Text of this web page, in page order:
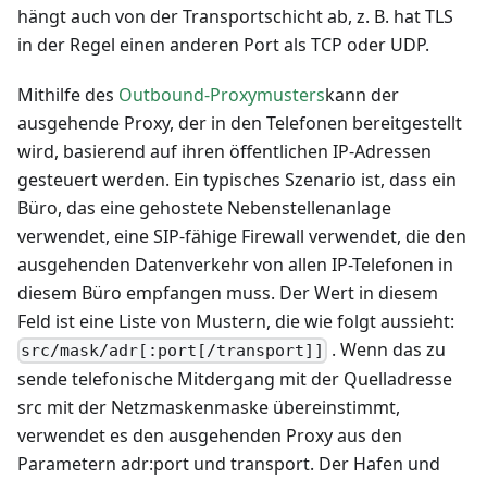
hängt auch von der Transportschicht ab, z. B. hat TLS
in der Regel einen anderen Port als TCP oder UDP.
Mithilfe des Outbound-Proxymusterskann der
ausgehende Proxy, der in den Telefonen bereitgestellt
wird, basierend auf ihren öffentlichen IP-Adressen
gesteuert werden. Ein typisches Szenario ist, dass ein
Büro, das eine gehostete Nebenstellenanlage
verwendet, eine SIP-fähige Firewall verwendet, die den
ausgehenden Datenverkehr von allen IP-Telefonen in
diesem Büro empfangen muss. Der Wert in diesem
Feld ist eine Liste von Mustern, die wie folgt aussieht:
src/mask/adr[:port[/transport]]
. Wenn das zu
sende telefonische Mitdergang mit der Quelladresse
src mit der Netzmaskenmaske übereinstimmt,
verwendet es den ausgehenden Proxy aus den
Parametern adr:port und transport. Der Hafen und